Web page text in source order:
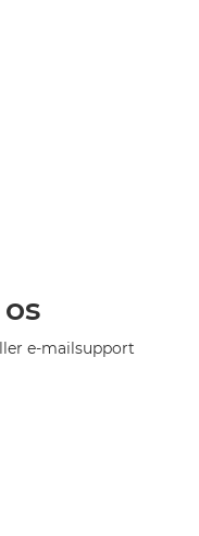
e-mailsupport